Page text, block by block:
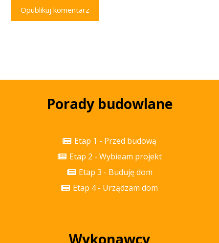
Opublikuj komentarz
Porady budowlane
Etap 1 - Przed budową
Etap 2 - Wybieam projekt
Etap 3 - Buduję dom
Etap 4 - Urządzam dom
Wykonawcy